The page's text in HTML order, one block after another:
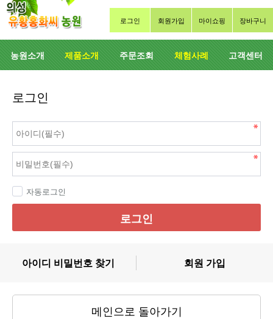
로그인 회원가입 마이쇼핑 장바구니
농원소개 제품소개 주문조회 체험사례 고객센터
로그인
자동로그인
로그인
아이디 비밀번호 찾기 회원 가입
메인으로 돌아가기